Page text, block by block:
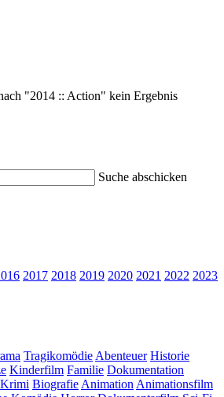
"2014 :: Action" kein Ergebnis
Suche abschicken
2017 2018 2019 2020 2021 2022 2023
Tragikomödie Abenteuer Historie
Kinderfilm Familie Dokumentation
Krimi Biografie Animation Animationsfilm